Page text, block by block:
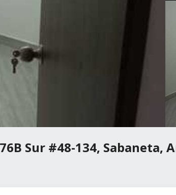
Sur #48-134, Sabaneta,